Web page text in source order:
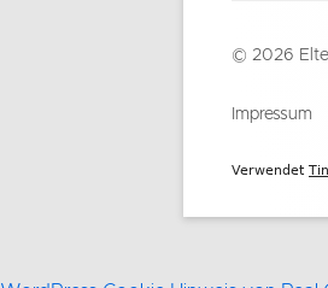
Inhalt
© 2026
Impressum
Verwendet